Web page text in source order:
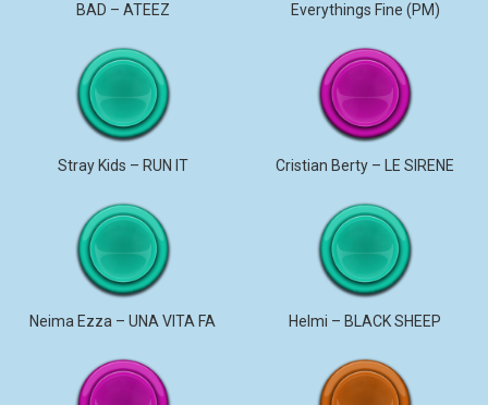
BAD – ATEEZ Everythings Fine (PM)
Stray Kids – RUN IT Cristian Berty – LE SIRENE
Neima Ezza – UNA VITA FA Helmi – BLACK SHEEP